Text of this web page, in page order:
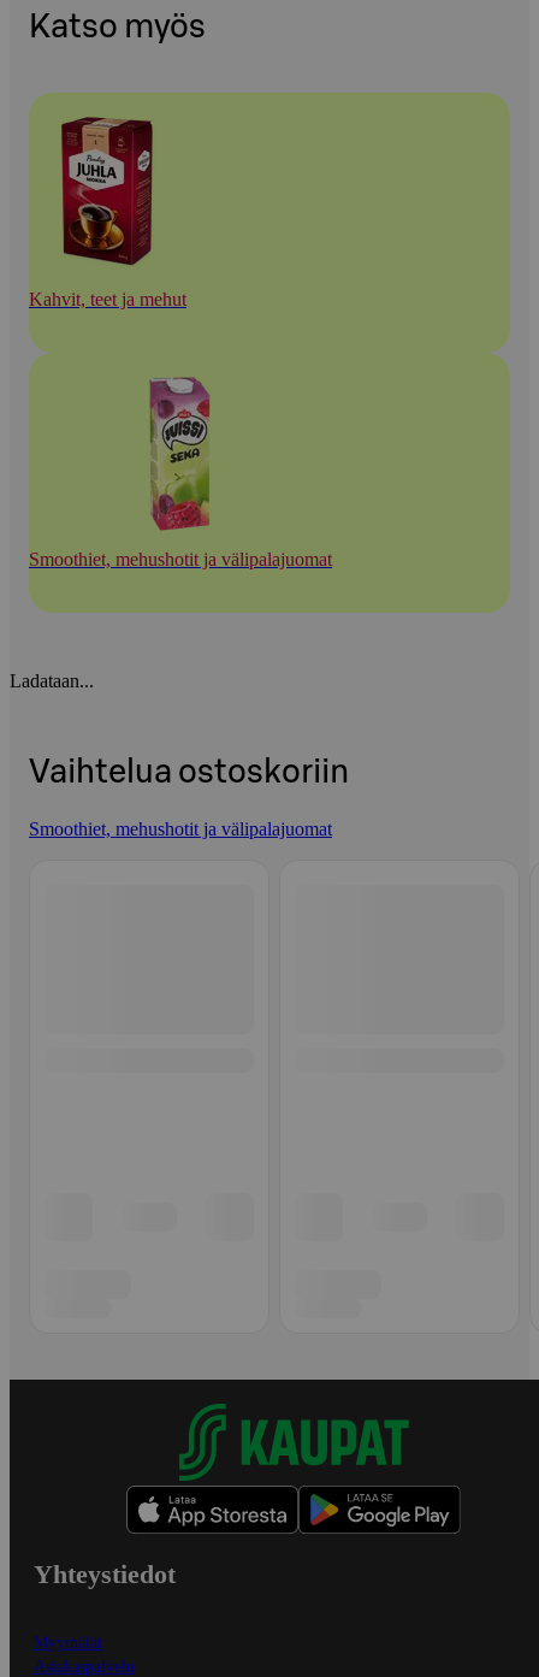
Katso myös
Kahvit, teet ja mehut
Smoothiet, mehushotit ja välipalajuomat
Ladataan...
Vaihtelua ostoskoriin
Smoothiet, mehushotit ja välipalajuomat
Yhteystiedot
Myymälät
Asiakaspalvelu